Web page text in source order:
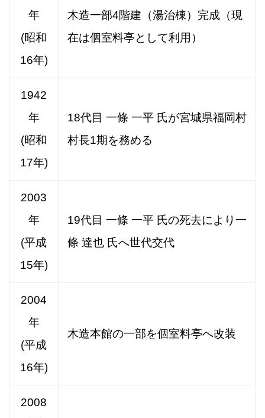
年
(昭和
16年)
木造一部4階建（湯治棟）完成（現
在は個室料亭として利用）
1942
年
(昭和
17年)
18代目 一條 一平 氏が宮城県福岡村
村長1期を務める
2003
年
(平成
15年)
19代目 一條 一平 氏の死去により一
條 達也 氏へ世代交代
2004
年
(平成
16年)
木造本館の一部を個室料亭へ改装
2008